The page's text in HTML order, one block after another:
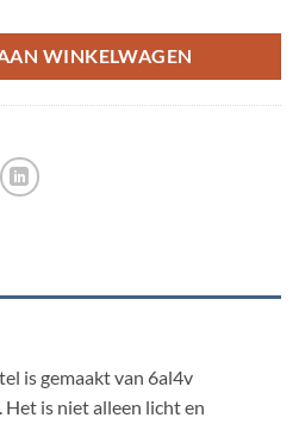
WINKELWAGEN
is gemaakt van 6al4v
is niet alleen licht en